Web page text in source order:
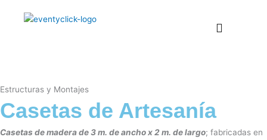
Estructuras y Montajes
Casetas de Artesanía
Casetas de madera de 3 m. de ancho x 2 m. de largo; fabricadas en